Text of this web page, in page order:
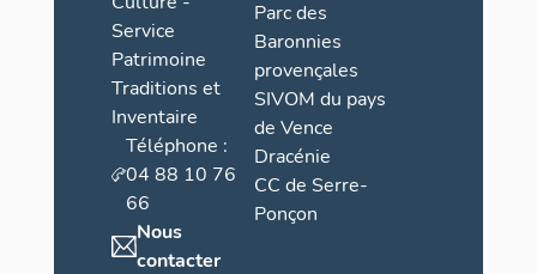
Service
Patrimoine
Traditions et
Inventaire
Téléphone :
04 88 10 76
66
Nous
contacter
Parc des
Baronnies
provençales
SIVOM du pays
de Vence
Dracénie
CC de Serre-
Ponçon